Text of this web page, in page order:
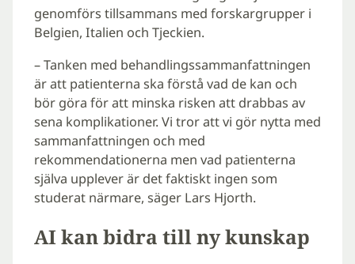
genomförs tillsammans med forskargrupper i
Belgien, Italien och Tjeckien.
– Tanken med behandlingssammanfattningen
är att patienterna ska förstå vad de kan och
bör göra för att minska risken att drabbas av
sena komplikationer. Vi tror att vi gör nytta med
sammanfattningen och med
rekommendationerna men vad patienterna
själva upplever är det faktiskt ingen som
studerat närmare, säger Lars Hjorth.
AI kan bidra till ny kunskap